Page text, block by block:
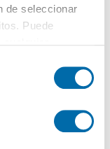
de seleccionar
Puede
geográfica
Téléphoner